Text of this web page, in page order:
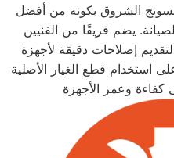
الشروق بكونه من أفضل
يضم فريقًا من الفنيين
لتقديم إصلاحات دقيقة لأجهزة
استخدام قطع الغيار الأصلية